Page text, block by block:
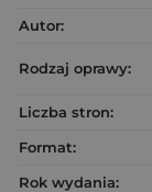
Autor:
Rodzaj oprawy:
Liczba stron:
Format:
Rok wydania: